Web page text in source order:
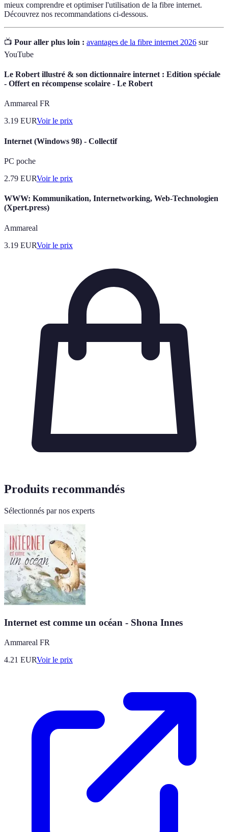
mieux comprendre et optimiser l'utilisation de la fibre internet.
Découvrez nos recommandations ci-dessous.
📺 Pour aller plus loin : avantages de la fibre internet 2026 sur
YouTube
Le Robert illustré & son dictionnaire internet : Edition spéciale
- Offert en récompense scolaire - Le Robert
Ammareal FR
3.19 EURVoir le prix
Internet (Windows 98) - Collectif
PC poche
2.79 EURVoir le prix
WWW: Kommunikation, Internetworking, Web-Technologien
(Xpert.press)
Ammareal
3.19 EURVoir le prix
Produits recommandés
Sélectionnés par nos experts
Internet est comme un océan - Shona Innes
Ammareal FR
4.21 EURVoir le prix